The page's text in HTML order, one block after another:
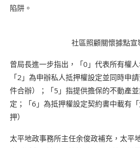
陷阱。
社區照顧關懷據點宣
曾局長進一步指出，「0」代表所有權
「2」為申辦私人抵押權設定並同時申
件合辦）；「5」指提供擔保的不動產
定；「6」為抵押權設定契約書中載有
押）
太平地政事務所主任余俊政補充，太平